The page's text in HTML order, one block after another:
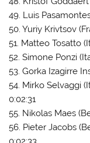
49. Luis
50. Yuriy Krivtsov
51. Matteo Tosatto
52. Simone Ponzi
53. Gorka Izagirre
54. Mirko Selvaggi
0:02:31
55. Nikolas Maes
56. Pieter Jacobs